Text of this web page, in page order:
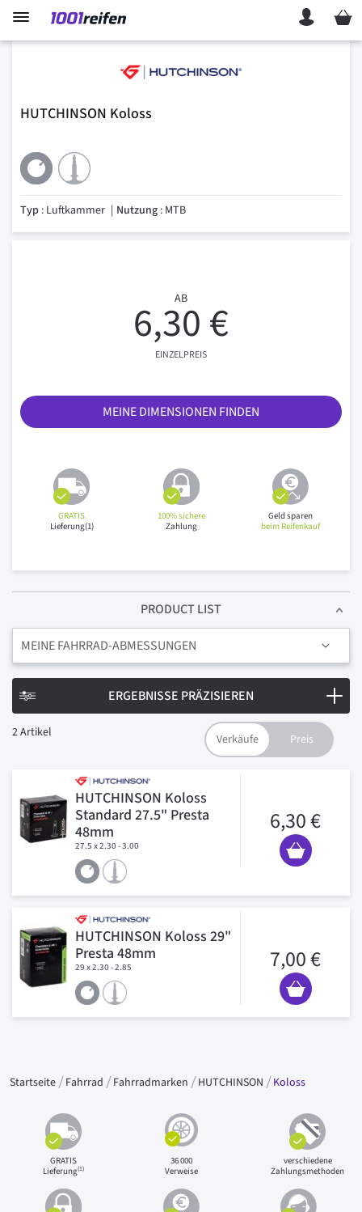
Mein
HUTCHINSON Koloss
Typ : Luftkammer Nutzung : MTB
AB
6,30 €
EINZELPREIS
MEINE DIMENSIONEN FINDEN
GRATIS
Lieferung(1)
100% sichere
Zahlung
Geld sparen
beim Reifenkauf
PRODUCT LIST
2Artikel
HUTCHINSON Koloss
Standard 27.5" Presta
48mm
27.5 x 2.30 - 3.00
6,30 €
HUTCHINSON Koloss 29"
Presta 48mm
29 x 2.30 - 2.85 7,00 €
MEINE FAHRRAD-ABMESSUNGEN
ERGEBNISSE PRÄZISIEREN
Startseite Fahrrad Fahrradmarken HUTCHINSON Koloss
GRATIS
Lieferung(1)
36 000
Verweise
verschiedene
Zahlungsmethoden